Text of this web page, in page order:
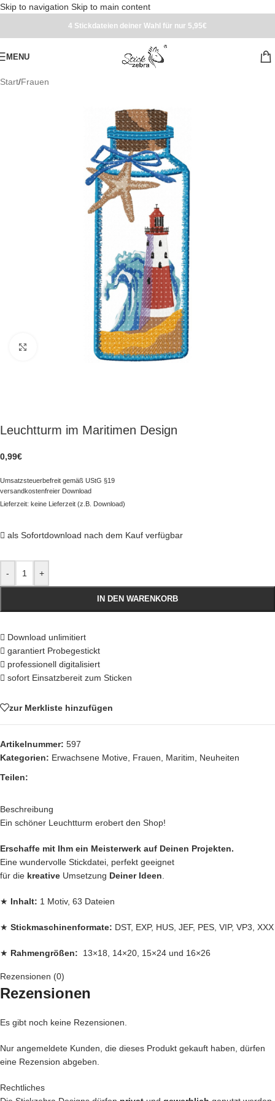
Skip to navigation Skip to main content
4 Stickdateien deiner Wahl für nur 5,95€
MENU
Start/Frauen
zum Vergrößern klicken
Leuchtturm im Maritimen Design
0,99€
Umsatzsteuerbefreit gemäß UStG §19
versandkostenfreier Download
Lieferzeit: keine Lieferzeit (z.B. Download)
als Sofortdownload nach dem Kauf verfügbar
- +
IN DEN WARENKORB
Download unlimitiert
garantiert Probegestickt
professionell digitalisiert
sofort Einsatzbereit zum Sticken
zur Merkliste hinzufügen
Artikelnummer: 597
Kategorien: Erwachsene Motive Frauen Maritim
Neuheiten
Teilen:
Beschreibung
Ein schöner Leuchtturm erobert den Shop!
Erschaffe mit Ihm ein Meisterwerk auf Deinen Projekten.
Eine wundervolle Stickdatei, perfekt geeignet
für die kreative Umsetzung Deiner Ideen
★ Inhalt: 1 Motiv, 63 Dateien
★ Stickmaschinenformate: DST, EXP, HUS, JEF, PES, VIP, VP3, XXX
★ Rahmengrößen: 13×18, 14×20, 15×24 und 16×26
JedeStickdatei bei Stickzebra wird mit
liefern, getestet,
den bei uns kommen nur die BESTENDateien in unseren Shop.
Du kannst mit unseren Stickdateien deine
verschönern und zu einem Einzelstück machen
… oder vielleicht ein
Handtuch individuell so gestalten wie Du es
Rezensionen (0)
Rezensionen
Es gibt noch keine Rezensionen.
Nur angemeldete Kunden, die dieses Produkt gekauft haben, dürfen
eine Rezension abgeben.
Rechtliches